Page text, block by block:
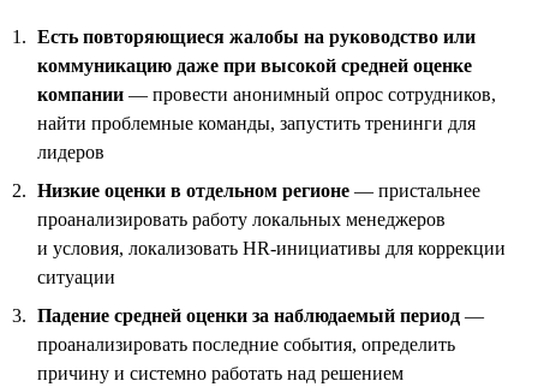
Есть повторяющиеся жалобы на руководство или
коммуникацию даже при высокой средней оценке
компании — провести анонимный опрос сотрудников,
найти проблемные команды, запустить тренинги для
лидеров
Низкие оценки в отдельном регионе — пристальнее
проанализировать работу локальных менеджеров
и условия, локализовать HR-инициативы для коррекции
ситуации
Падение средней оценки за наблюдаемый период —
проанализировать последние события, определить
причину и системно работать над решением